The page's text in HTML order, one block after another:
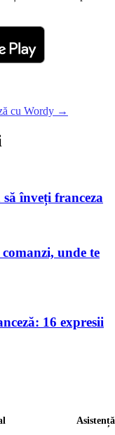
cu Wordy →
să înveți franceza
unde te
16 expresii
Asistență